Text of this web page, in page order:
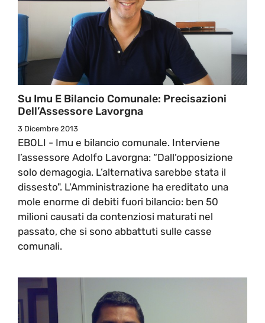
Su Imu E Bilancio Comunale: Precisazioni
Dell’Assessore Lavorgna
3 Dicembre 2013
EBOLI - Imu e bilancio comunale. Interviene
l’assessore Adolfo Lavorgna: “Dall’opposizione
solo demagogia. L’alternativa sarebbe stata il
dissesto". L'Amministrazione ha ereditato una
mole enorme di debiti fuori bilancio: ben 50
milioni causati da contenziosi maturati nel
passato, che si sono abbattuti sulle casse
comunali.